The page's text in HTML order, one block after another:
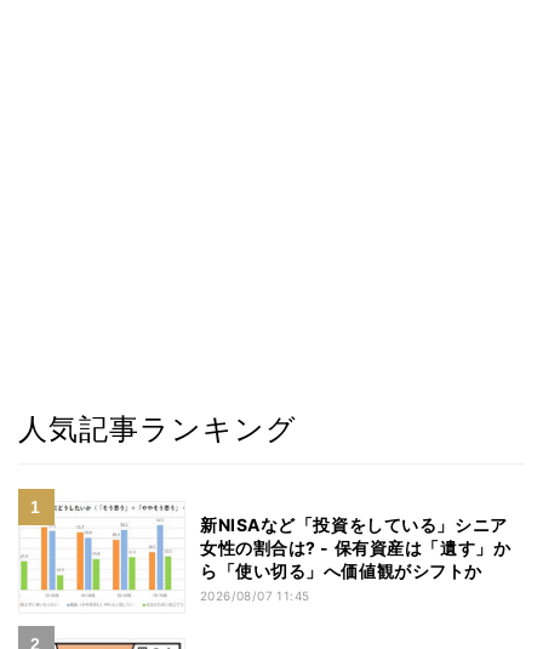
人気記事ランキング
新NISAなど「投資をしている」シニア
女性の割合は? - 保有資産は「遺す」か
ら「使い切る」へ価値観がシフトか
2026/08/07 11:45